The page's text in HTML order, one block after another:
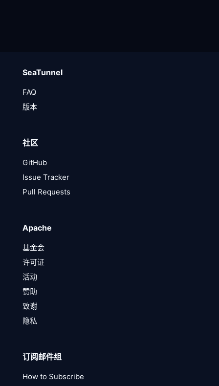
SeaTunnel
FAQ
版本
社区
GitHub
Issue Tracker
Pull Requests
Apache
基金会
许可证
活动
赞助
致谢
隐私
订阅邮件组
How to Subscribe